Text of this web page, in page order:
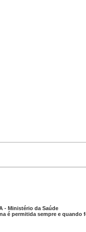
- Ministério da Saúde
é permitida sempre e quando